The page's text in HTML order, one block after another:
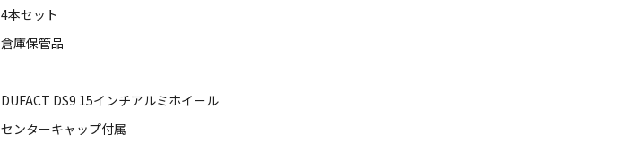
4本セット
倉庫保管品
DUFACT DS9 15インチアルミホイール
センターキャップ付属